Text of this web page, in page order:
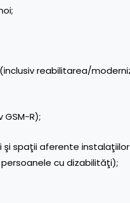
reabilitarea/
R);
spaţii aferente
cu dizabilităţi);